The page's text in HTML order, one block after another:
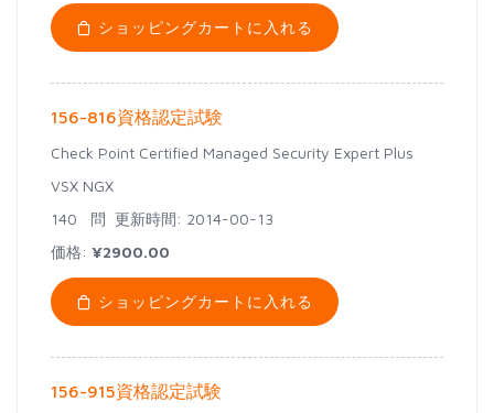
ショッピングカートに入れる
156-816資格認定試験
Check Point Certified Managed Security Expert Plus
VSX NGX
140 問 更新時間: 2014-00-13
価格: ¥2900.00
ショッピングカートに入れる
156-915資格認定試験